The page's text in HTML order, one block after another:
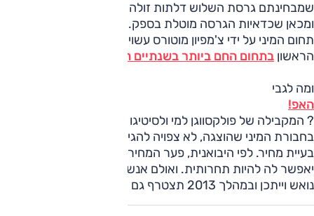
ומכאן שכדאיות הגרסה מוטלת בספק. כך או כך, האיגוף של
תחום המיני על ידי צ'מפיון מוטורס עשוי להביא אותם למקום
הראשון בתחום החם ביותר בשנתיים האחרונות
ומה לגבי
האפ!
? המקבילה של פולקסווגן למי ולסיטיגו והמכונית הראשונה
בחבורת המיני שהוצגה, לא צפויה להגיע ארצה בקרוב בגלל
בעיית מחיר. לפי היבואנית, פער המחיר לעומת אחיותיה לא
יאפשר לה להיות תחרותית. ואולם אנשי פולקסווגן עדיין לא אמרו
נואש וייתכן ובמהלך 2013 תצטרף גם האפ! למבחר של המותג.